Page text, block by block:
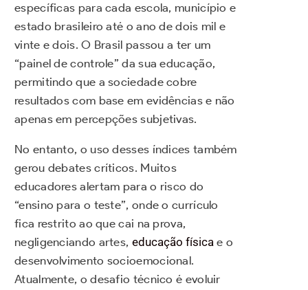
específicas para cada escola, município e
estado brasileiro até o ano de dois mil e
vinte e dois. O Brasil passou a ter um
“painel de controle” da sua educação,
permitindo que a sociedade cobre
resultados com base em evidências e não
apenas em percepções subjetivas.
No entanto, o uso desses índices também
gerou debates críticos. Muitos
educadores alertam para o risco do
“ensino para o teste”, onde o currículo
fica restrito ao que cai na prova,
negligenciando artes, educação físicae o
desenvolvimento socioemocional.
Atualmente, o desafio técnico é evoluir